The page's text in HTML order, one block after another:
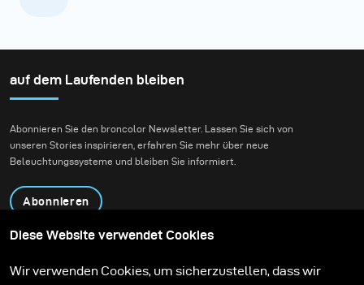
auf dem Laufenden bleiben
Abonnieren Sie den broncolor Newsletter. Lassen Sie sich von
unseren Stories inspirieren, erfahren Sie mehr über neue
Beleuchtungssysteme und bleiben Sie informiert.
Abonnieren
Kontakt
Technologien
Diese Website verwendet Cookies
Wir verwenden Cookies, um sicherzustellen, dass wir